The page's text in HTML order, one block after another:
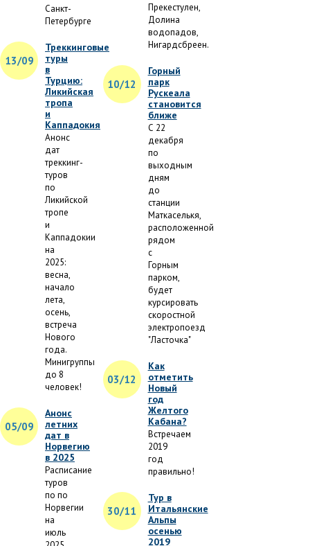
Санкт-
Петербурге
13/09
Треккинговые
туры
в
Турцию:
Ликийская
тропа
и
Каппадокия
Анонс
дат
треккинг-
туров
по
Ликийской
тропе
и
Каппадокии
на
2025:
весна,
начало
лета,
осень,
встреча
Нового
года.
Минигруппы
до 8
человек!
05/09
Анонс
летних
дат в
Норвегию
в 2025
Расписание
туров
по по
Норвегии
на
июль
Прекестулен,
Долина
водопадов,
Нигардсбреен.
10/12
Горный
парк
Рускеала
становится
ближе
С 22
декабря
по
выходным
дням
до
станции
Маткаселькя,
расположенной
рядом
с
Горным
парком,
будет
курсировать
скоростной
электропоезд
"Ласточка"
03/12
Как
отметить
Новый
год
Желтого
Кабана?
Встречаем
2019
год
правильно!
30/11
Тур в
Итальянские
Альпы
осенью
2019